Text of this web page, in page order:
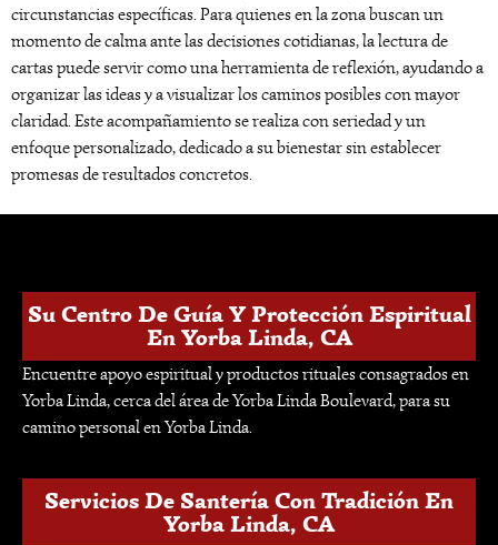
circunstancias específicas. Para quienes en la zona buscan un
momento de calma ante las decisiones cotidianas, la lectura de
cartas puede servir como una herramienta de reflexión, ayudando a
organizar las ideas y a visualizar los caminos posibles con mayor
claridad. Este acompañamiento se realiza con seriedad y un
enfoque personalizado, dedicado a su bienestar sin establecer
promesas de resultados concretos.
Su Centro De Guía Y Protección Espiritual
En Yorba Linda, CA
Encuentre apoyo espiritual y productos rituales consagrados en
Yorba Linda, cerca del área de Yorba Linda Boulevard, para su
camino personal en Yorba Linda.
Servicios De Santería Con Tradición En
Yorba Linda, CA